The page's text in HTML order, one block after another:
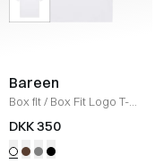
Bareen
Box fit/ Box Fit Logo T-
shirt /WHITE
DKK 350